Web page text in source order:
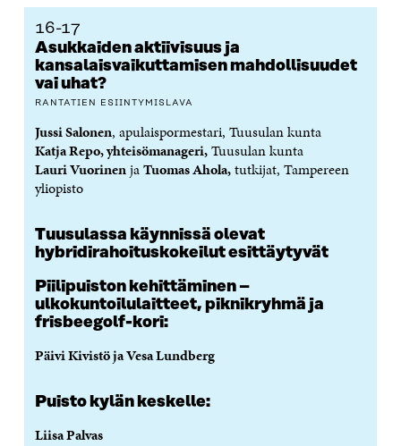
U
D
E
S
S
I
K
K
U
N
S
S
A
E
S
S
A
K
K
U
N
A
D
E
S
I
K
U
S
A
U
D
A
I
K
K
S
S
16-17
Asukkaiden aktiivisuus ja
kansalaisvaikuttamisen mahdollisuudet
vai uhat?
RANTATIEN ESIINTYMISLAVA
Jussi Salonen, apulaispormestari, Tuusulan kunta
Katja Repo, yhteisömanageri,Tuusulan kunta
Lauri VuorinenjaTuomas Ahola,tutkijat, Tampereen
yliopisto
Tuusulassa käynnissä olevat
hybridirahoituskokeilut esittäytyvät
Piilipuiston kehittäminen –
ulkokuntoilulaitteet, piknikryhmä ja
frisbeegolf-kori:
Päivi Kivistö ja Vesa Lundberg
Puisto kylän keskelle:
Liisa Palvas